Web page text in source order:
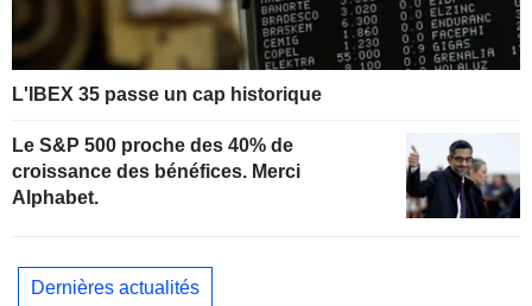
L'IBEX 35 passe un cap historique
Le S&P 500 proche des 40% de
croissance des bénéfices. Merci
Alphabet.
Dernières actualités